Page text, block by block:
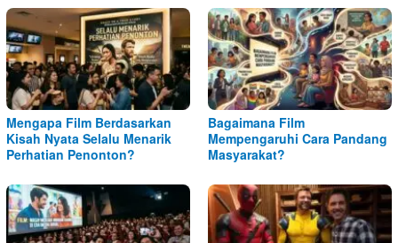
Mengapa Film Berdasarkan
Kisah Nyata Selalu Menarik
Perhatian Penonton?
Bagaimana Film
Mempengaruhi Cara Pandang
Masyarakat?